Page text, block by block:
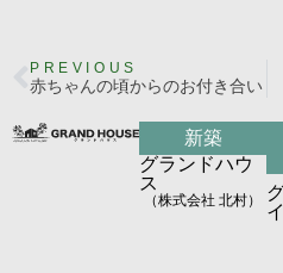
PREVIOUS
赤ちゃんの頃からのお付き合い
新築
グランドハウ
ス
（株式会社 北村）